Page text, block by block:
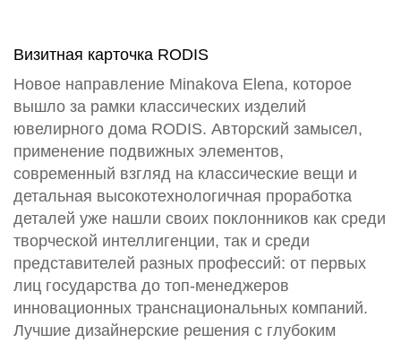
Визитная карточка RODIS
Новое направление Minakova Elena, которое
вышло за рамки классических изделий
ювелирного дома RODIS. Авторский замысел,
применение подвижных элементов,
современный взгляд на классические вещи и
детальная высокотехнологичная проработка
деталей уже нашли своих поклонников как среди
творческой интеллигенции, так и среди
представителей разных профессий: от первых
лиц государства до топ-менеджеров
инновационных транснациональных компаний.
Лучшие дизайнерские решения с глубоким